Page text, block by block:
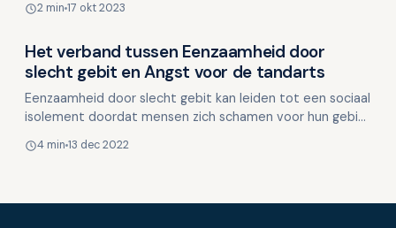
d…
2 min 17 okt 2023
Mondgezondheid in relatie tot algehele gezondheid
Het verband tussen Eenzaamheid door
slecht gebit en Angst voor de tandarts
Eenzaamheid door slecht gebit kan leiden tot een sociaal
isolement doordat mensen zich schamen voor hun gebit
4 min 13 dec 2022